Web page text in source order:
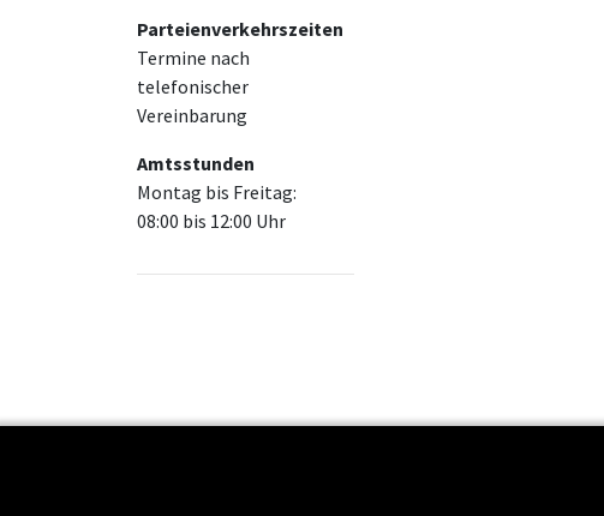
Parteienverkehrszeiten
Termine nach
telefonischer
Vereinbarung
Amtsstunden
Montag bis Freitag:
08:00 bis 12:00 Uhr